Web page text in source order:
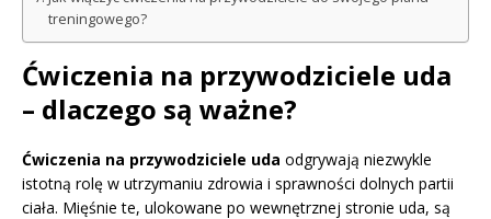
treningowego?
Ćwiczenia na przywodziciele uda
– dlaczego są ważne?
Ćwiczenia na przywodziciele uda odgrywają niezwykle
istotną rolę w utrzymaniu zdrowia i sprawności dolnych partii
ciała. Mięśnie te, ulokowane po wewnętrznej stronie uda, są